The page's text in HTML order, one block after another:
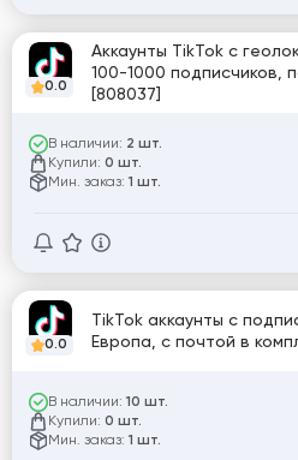
0.0
Аккаунты TikTok с
100-1000 подписчиков,
[808037]
В наличии: 2 шт.
Купили: 0 шт.
Мин. заказ: 1 шт.
0.0
TikTok аккаунты с
Европа, с почтой в
В наличии: 10 шт.
Купили: 0 шт.
Мин. заказ: 1 шт.